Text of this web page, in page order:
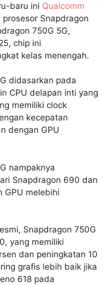
baru ini Qualcomm
Snapdragon
750G 5G,
chip ini
kelas menengah.
didasarkan pada
CPU delapan inti yang
memiliki clock
kecepatan
dengan GPU
nampaknya
Snapdragon 690 dan
GPU melebihi
Snapdragon 750G
yang memiliki
dan peningkatan 10
grafis lebih baik jika
618 pada